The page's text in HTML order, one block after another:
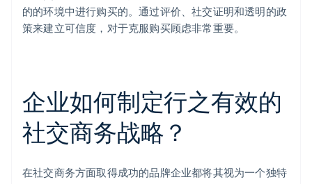
的的环境中进行购买的。通过评价、社交证明和透明的政
策来建立可信度，对于克服购买顾虑非常重要。
企业如何制定行之有效的
社交商务战略？
在社交商务方面取得成功的品牌企业都将其视为一个独特